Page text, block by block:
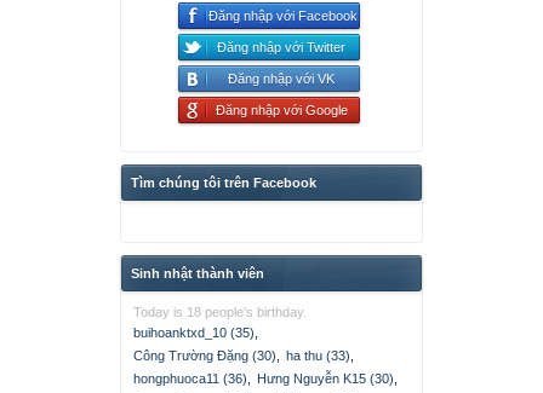
Đăng nhập với Facebook
Đăng nhập với Twitter
Đăng nhập với VK
Đăng nhập với Google
Tìm chúng tôi trên Facebook
Sinh nhật thành viên
Today is 18 people's birthday.
buihoanktxd_10 (35)
Công Trường Đặng (30)
ha thu (33)
hongphuoca11 (36)
Hưng Nguyễn K15 (30)